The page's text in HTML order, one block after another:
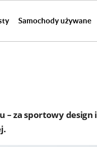
Samochody używane
– za sportowy design i